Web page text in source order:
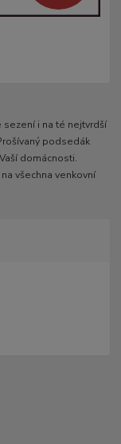
sezení i na té nejtvrdší
podsedák
domácnosti.
všechna venkovní